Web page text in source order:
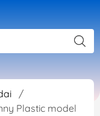
/
Plastic model